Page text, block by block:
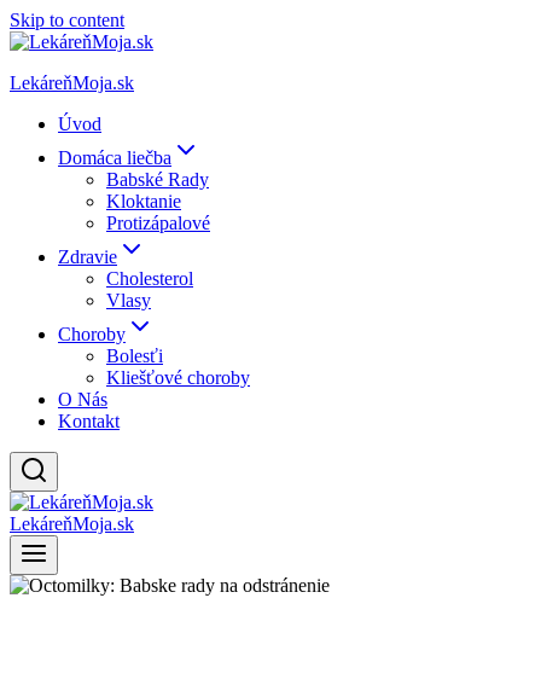
Skip to content
LekáreňMoja.sk
Úvod
Domáca liečba
Babské Rady
Kloktanie
Protizápalové
Zdravie
Cholesterol
Vlasy
Choroby
Bolesťi
Kliešťové choroby
O Nás
Kontakt
LekáreňMoja.sk